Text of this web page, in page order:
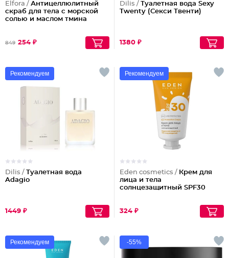
Elfora / Антицеллюлитный
скраб для тела с морской
солью и маслом тмина
849 254 ₽
Dilis / Туалетная вода Sexy
Twenty (Секси Твенти)
1380 ₽
Рекомендуем
Dilis / Туалетная вода
Adagio
1449 ₽
Рекомендуем
Eden cosmetics / Крем для
лица и тела
солнцезащитный SPF30
324 ₽
Рекомендуем -55%